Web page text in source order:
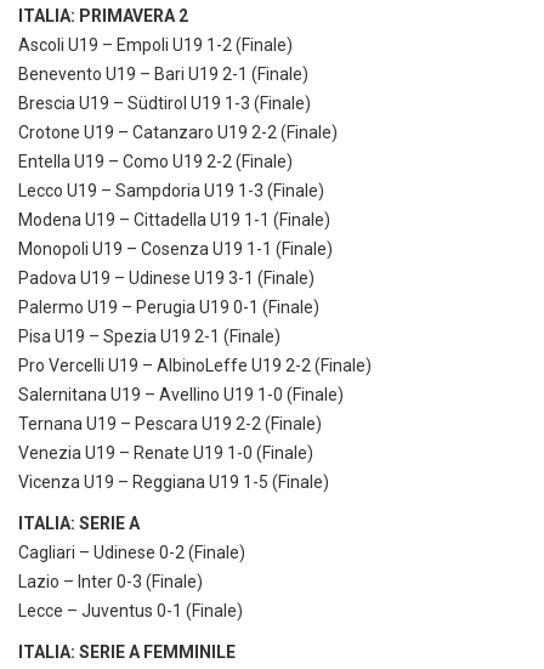
ITALIA: PRIMAVERA 2
Ascoli U19 – Empoli U19 1-2 (Finale)
Benevento U19 – Bari U19 2-1 (Finale)
Brescia U19 – Südtirol U19 1-3 (Finale)
Crotone U19 – Catanzaro U19 2-2 (Finale)
Entella U19 – Como U19 2-2 (Finale)
Lecco U19 – Sampdoria U19 1-3 (Finale)
Modena U19 – Cittadella U19 1-1 (Finale)
Monopoli U19 – Cosenza U19 1-1 (Finale)
Padova U19 – Udinese U19 3-1 (Finale)
Palermo U19 – Perugia U19 0-1 (Finale)
Pisa U19 – Spezia U19 2-1 (Finale)
Pro Vercelli U19 – AlbinoLeffe U19 2-2 (Finale)
Salernitana U19 – Avellino U19 1-0 (Finale)
Ternana U19 – Pescara U19 2-2 (Finale)
Venezia U19 – Renate U19 1-0 (Finale)
Vicenza U19 – Reggiana U19 1-5 (Finale)
ITALIA: SERIE A
Cagliari – Udinese 0-2 (Finale)
Lazio – Inter 0-3 (Finale)
Lecce – Juventus 0-1 (Finale)
ITALIA: SERIE A FEMMINILE